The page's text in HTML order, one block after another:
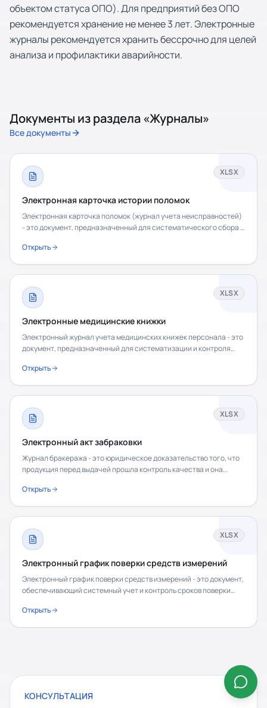
объектом статуса ОПО). Для предприятий без ОПО
рекомендуется хранение не менее 3 лет. Электронные
журналы рекомендуется хранить бессрочно для целей
анализа и профилактики аварийности.
Документы из раздела «Журналы»
Все документы
XLSX
Электронная карточка истории поломок
Электронная карточка поломок (журнал учета неисправностей)
- это документ, предназначенный для систематического сбора и
Открыть
XLSX
Электронные медицинские книжки
Электронный журнал учета медицинских книжек персонала - это
документ, предназначенный для систематизации и контроля
Открыть
XLSX
Электронный акт забраковки
Журнал бракеража - это юридическое доказательство того, что
продукция перед выдачей прошла контроль качества и она
Открыть
XLSX
Электронный график поверки средств измерений
Электронный график поверки средств измерений - это документ,
обеспечивающий системный учет и контроль сроков поверки
Открыть
КОНСУЛЬТАЦИЯ